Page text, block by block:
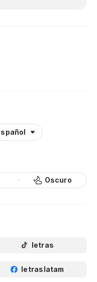
Oscuro
letras
letraslatam